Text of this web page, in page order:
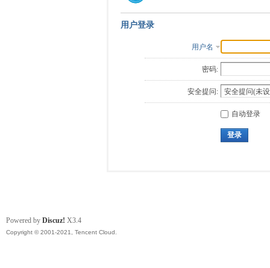
用户登录
用户名
密码:
安全提问:
自动登录
登录
Powered by Discuz! X3.4
Copyright © 2001-2021, Tencent Cloud.